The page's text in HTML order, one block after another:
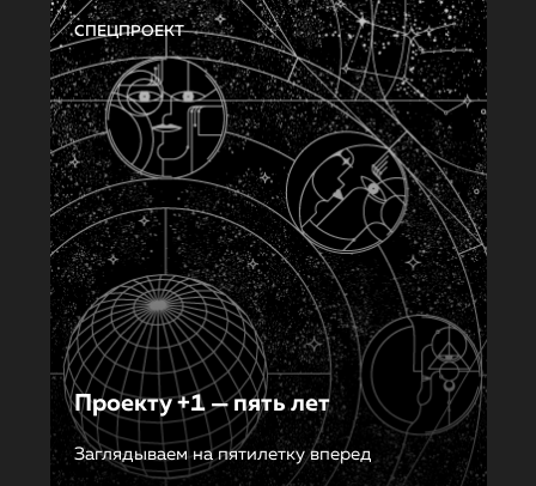
СПЕЦПРОЕКТ
Проекту +1 — пять лет
Заглядываем на пятилетку вперед